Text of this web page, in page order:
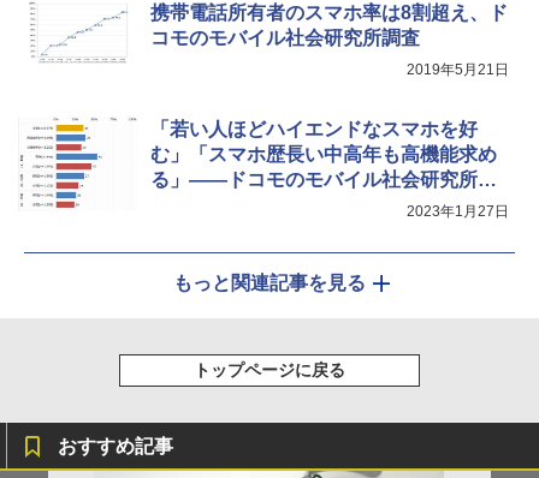
携帯電話所有者のスマホ率は8割超え、ド
コモのモバイル社会研究所調査
2019年5月21日
「若い人ほどハイエンドなスマホを好
む」「スマホ歴長い中高年も高機能求め
る」――ドコモのモバイル社会研究所が
2023年1月27日
もっと関連記事を見る
トップページに戻る
おすすめ記事